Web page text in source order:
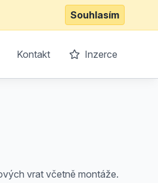
Souhlasím
Kontakt Inzerce
vrat včetně montáže.